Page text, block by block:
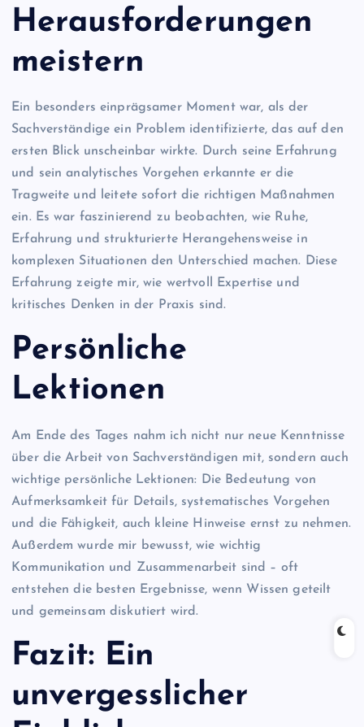
Herausforderungen
meistern
Ein besonders einprägsamer Moment war, als der
Sachverständige ein Problem identifizierte, das auf den
ersten Blick unscheinbar wirkte. Durch seine Erfahrung
und sein analytisches Vorgehen erkannte er die
Tragweite und leitete sofort die richtigen Maßnahmen
ein. Es war faszinierend zu beobachten, wie Ruhe,
Erfahrung und strukturierte Herangehensweise in
komplexen Situationen den Unterschied machen. Diese
Erfahrung zeigte mir, wie wertvoll Expertise und
kritisches Denken in der Praxis sind.
Persönliche
Lektionen
Am Ende des Tages nahm ich nicht nur neue Kenntnisse
über die Arbeit von Sachverständigen mit, sondern auch
wichtige persönliche Lektionen: Die Bedeutung von
Aufmerksamkeit für Details, systematisches Vorgehen
und die Fähigkeit, auch kleine Hinweise ernst zu nehmen.
Außerdem wurde mir bewusst, wie wichtig
Kommunikation und Zusammenarbeit sind – oft
entstehen die besten Ergebnisse, wenn Wissen geteilt
und gemeinsam diskutiert wird.
Fazit: Ein
unvergesslicher